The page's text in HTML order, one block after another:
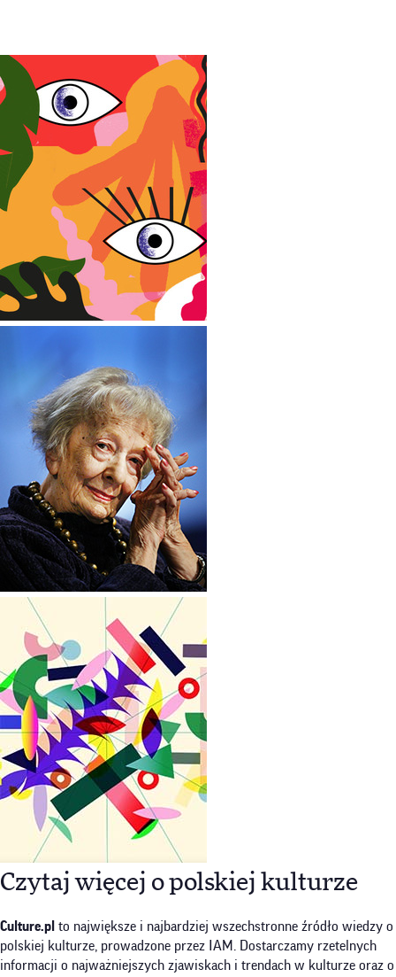
Czytaj więcej o polskiej kulturze
Culture.pl to największe i najbardziej wszechstronne źródło wiedzy o
polskiej kulturze, prowadzone przez IAM. Dostarczamy rzetelnych
informacji o najważniejszych zjawiskach i trendach w kulturze oraz o